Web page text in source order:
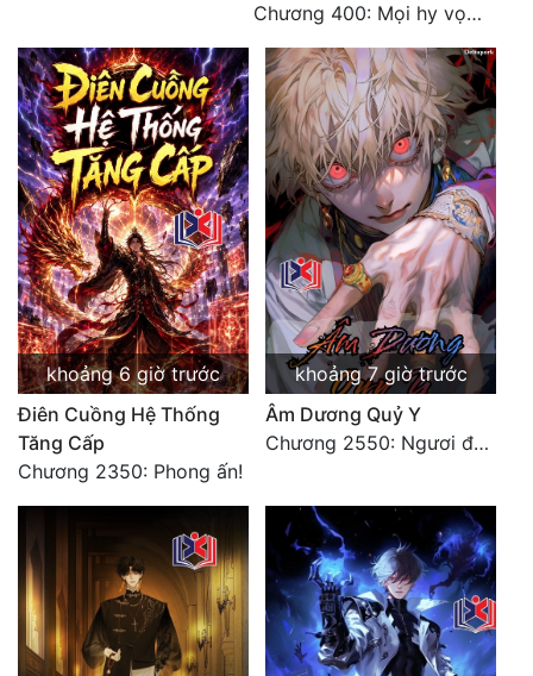
Tính Cách Nhân Vật :
Cơ Trí
Sát Phạt Quyết Đoán
Vô Sỉ
Điềm Đạm
Chương 400: Mọi hy vọng đặt trên Tô Mặc!
khoảng 6 giờ trước
Điên Cuồng Hệ Thống
Tăng Cấp
Chương 2350: Phong ấn!
khoảng 7 giờ trước
Âm Dương Quỷ Y
Chương 2550: Ngươi đoán xem